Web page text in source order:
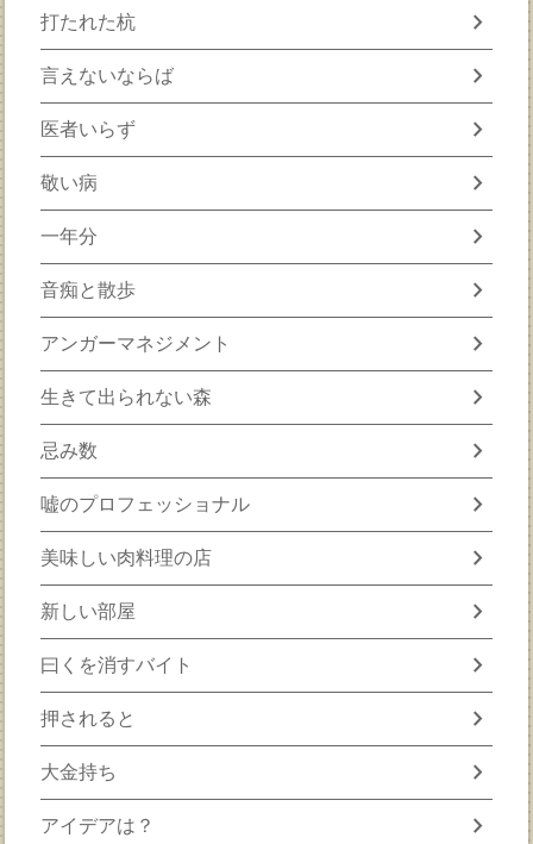
打たれた杭 chevron_right
言えないならば chevron_right
医者いらず chevron_right
敬い病 chevron_right
一年分 chevron_right
音痴と散歩 chevron_right
アンガーマネジメント chevron_right
生きて出られない森 chevron_right
忌み数 chevron_right
嘘のプロフェッショナル chevron_right
美味しい肉料理の店 chevron_right
新しい部屋 chevron_right
曰くを消すバイト chevron_right
押されると chevron_right
大金持ち chevron_right
アイデアは？ chevron_right